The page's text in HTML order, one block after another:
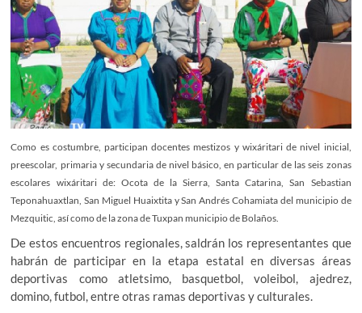
Como es costumbre, participan docentes mestizos y wixáritari de nivel inicial,
preescolar, primaria y secundaria de nivel básico, en particular de las seis zonas
escolares wixáritari de: Ocota de la Sierra, Santa Catarina, San Sebastian
Teponahuaxtlan, San Miguel Huaixtita y San Andrés Cohamiata del municipio de
Mezquitic, así como de la zona de Tuxpan municipio de Bolaños.
De estos encuentros regionales, saldrán los representantes que
habrán de participar en la etapa estatal en diversas áreas
deportivas como atletsimo, basquetbol, voleibol, ajedrez,
domino, futbol, entre otras ramas deportivas y culturales.